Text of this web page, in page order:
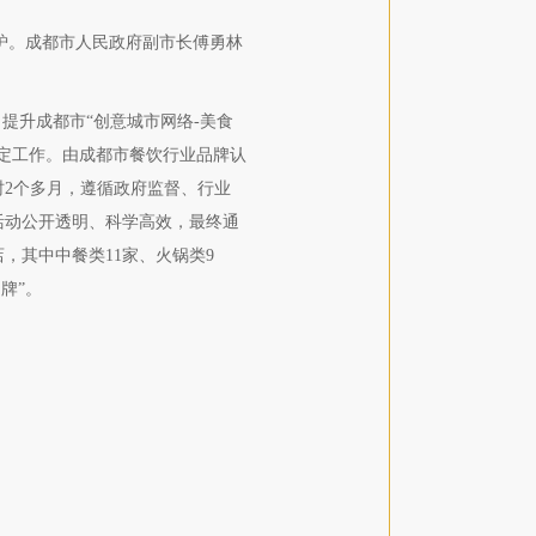
。成都市人民政府副市长傅勇林
升成都市“创意城市网络-美食
工作。由成都市餐饮行业品牌认
个多月，遵循政府监督、行业
公开透明、科学高效，最终通
其中中餐类11家、火锅类9
”。